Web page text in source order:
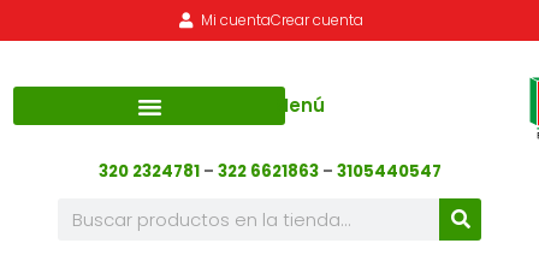
Mi cuentaCrear cuenta
Menú
320 2324781– 322 6621863 – 3105440547